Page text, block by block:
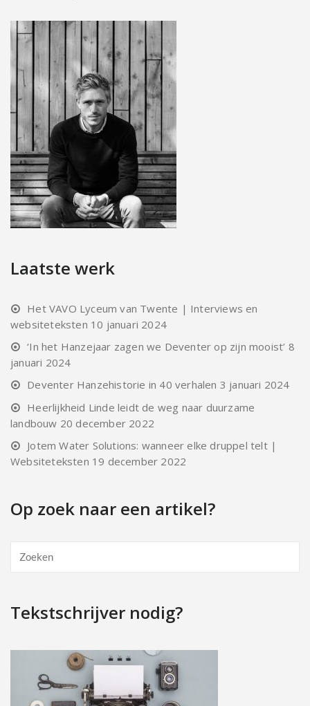
Laatste werk
Het VAVO Lyceum van Twente | Interviews en
websiteteksten 10 januari 2024
‘In het Hanzejaar zagen we Deventer op zijn mooist’ 8
januari 2024
Deventer Hanzehistorie in 40 verhalen 3 januari 2024
Heerlijkheid Linde leidt de weg naar duurzame
landbouw 20 december 2022
Jotem Water Solutions: wanneer elke druppel telt |
Websiteteksten 19 december 2022
Op zoek naar een artikel?
Tekstschrijver nodig?